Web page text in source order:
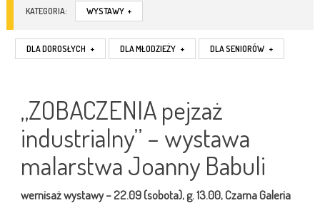
KATEGORIA: WYSTAWY +
DLA DOROSŁYCH + DLA MŁODZIEŻY + DLA SENIORÓW +
„ZOBACZENIA pejzaż
industrialny” – wystawa
malarstwa Joanny Babuli
wernisaż wystawy – 22.09 (sobota), g. 13.00, Czarna Galeria